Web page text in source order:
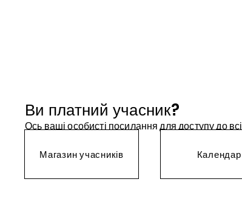
Ви платний учасник?
Ось ваші особисті посилання для доступу до
Магазин учасників Календар